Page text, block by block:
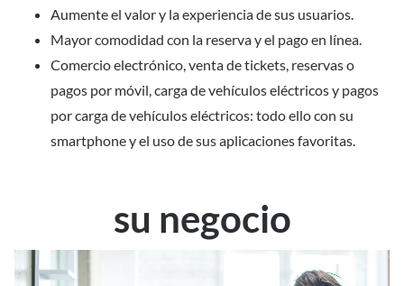
Aumente el valor y la experiencia de sus usuarios.
Mayor comodidad con la reserva y el pago en línea.
Comercio electrónico, venta de tickets, reservas o
pagos por móvil, carga de vehículos eléctricos y pagos
por carga de vehículos eléctricos: todo ello con su
smartphone y el uso de sus aplicaciones favoritas.
su negocio